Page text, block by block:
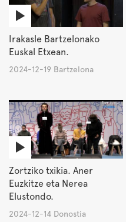
Irakasle Bartzelonako
Euskal Etxean.
2024-12-19 Bartzelona
Zortziko txikia. Aner
Euzkitze eta Nerea
Elustondo.
2024-12-14 Donostia